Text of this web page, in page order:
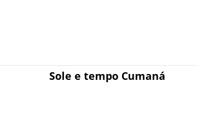
Sole e tempo Cumaná